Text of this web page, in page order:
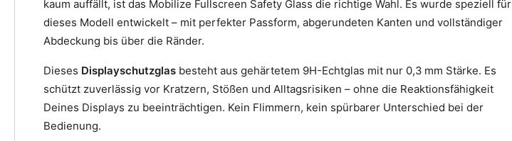
kaum auffällt, ist das Mobilize Fullscreen Safety Glass die richtige Wahl. Es wurde speziell für
dieses Modell entwickelt – mit perfekter Passform, abgerundeten Kanten und vollständiger
Abdeckung bis über die Ränder.
Dieses Displayschutzglas besteht aus gehärtetem 9H-Echtglas mit nur 0,3 mm Stärke. Es
schützt zuverlässig vor Kratzern, Stößen und Alltagsrisiken – ohne die Reaktionsfähigkeit
Deines Displays zu beeinträchtigen. Kein Flimmern, kein spürbarer Unterschied bei der
Bedienung.